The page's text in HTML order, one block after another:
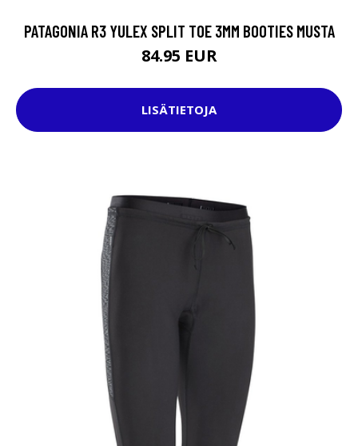
PATAGONIA R3 YULEX SPLIT TOE 3MM BOOTIES MUSTA
84.95 EUR
LISÄTIETOJA